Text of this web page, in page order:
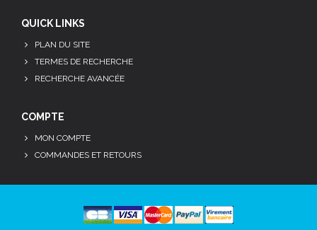
QUICK LINKS
PLAN DU SITE
TERMES DE RECHERCHE
RECHERCHE AVANCÉE
COMPTE
MON COMPTE
COMMANDES ET RETOURS